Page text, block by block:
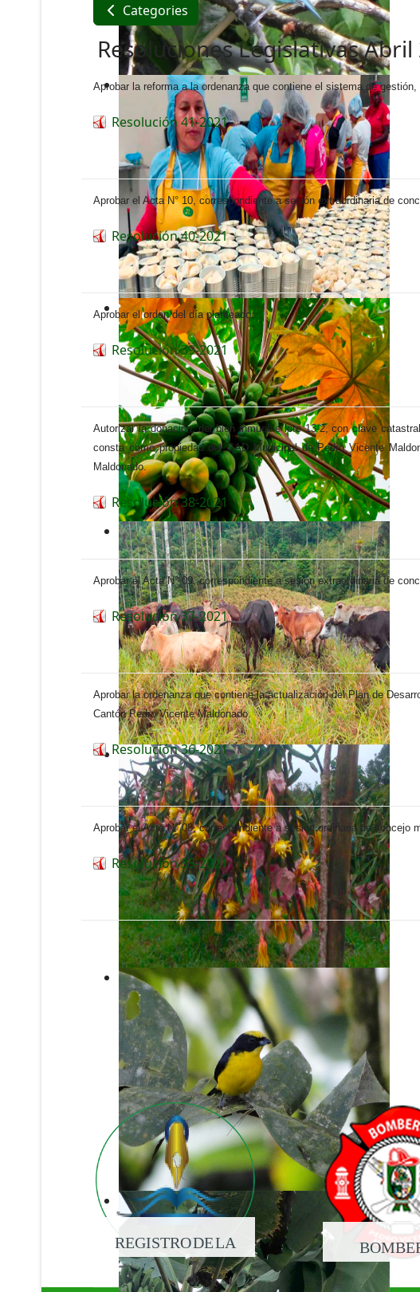
Categories
Resoluciones Legislativas Abril
Aprobar la reforma a la ordenanza que contiene el sistema de
Resolución 41-2021
Aprobar el Acta N° 10, correspondiente a sesión extraordinaria de
Resolución 40-2021
Aprobar el orden del día planteado.
Resolución 39-2021
Autorizar la donación, del bien inmueble lote 13-2, con clave
consta como propiedad del GAD Municipal de Pedro Vicente
Maldonado.
Resolución 38-2021
Aprobar el Acta N° 09, correspondiente a sesión extraordinaria de
Resolución 37-2021
Aprobar la ordenanza que contiene la actualización del Plan de
Cantón Pedro Vicente Maldonado.
Resolución 36-2021
Aprobar el Acta N° 08, correspondiente a sesión ordinaria de concejo
Resolución 35-2021
REGISTRO DE LA
PROPIEDAD